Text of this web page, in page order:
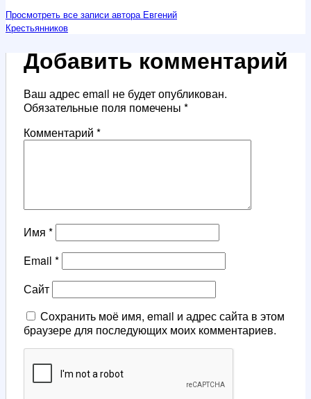
Просмотреть все записи автора Евгений
Крестьянников
Добавить комментарий
Ваш адрес email не будет опубликован.
Обязательные поля помечены *
Комментарий *
Имя *
Email *
Сайт
Сохранить моё имя, email и адрес сайта в этом
браузере для последующих моих комментариев.